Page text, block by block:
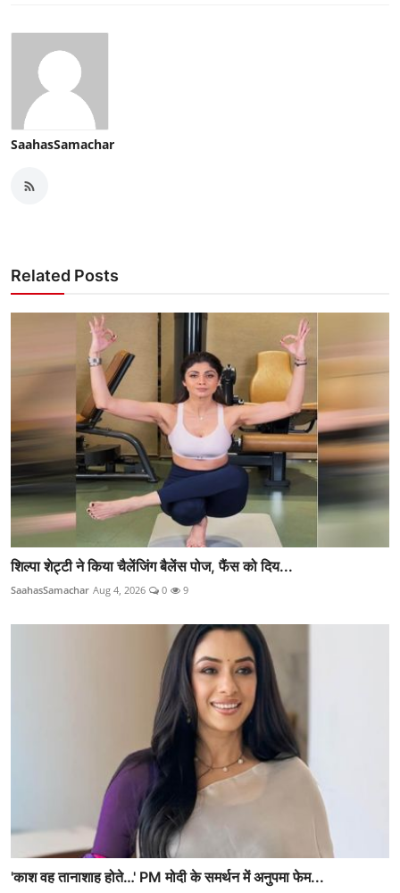
SaahasSamachar
Related Posts
शिल्पा शेट्टी ने किया चैलेंजिंग बैलेंस पोज, फैंस को दिय...
SaahasSamachar Aug 4, 2026 0 9
'काश वह तानाशाह होते…' PM मोदी के समर्थन में अनुपमा फेम...